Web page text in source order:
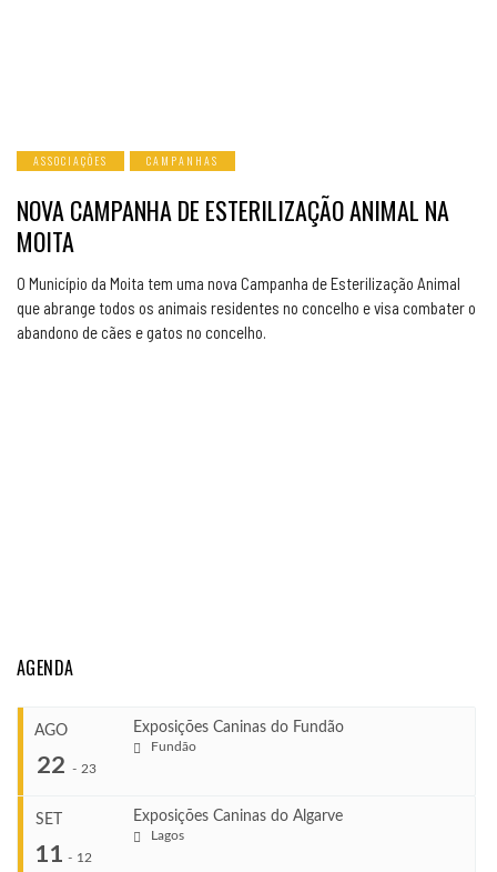
ASSOCIAÇÕES CAMPANHAS
NOVA CAMPANHA DE ESTERILIZAÇÃO ANIMAL NA
MOITA
O Município da Moita tem uma nova Campanha de Esterilização Animal
que abrange todos os animais residentes no concelho e visa combater o
abandono de cães e gatos no concelho.
AGENDA
AGO
22 - 23
Exposições Caninas do Fundão
Fundão
SET
11 - 12
Exposições Caninas do Algarve
Lagos